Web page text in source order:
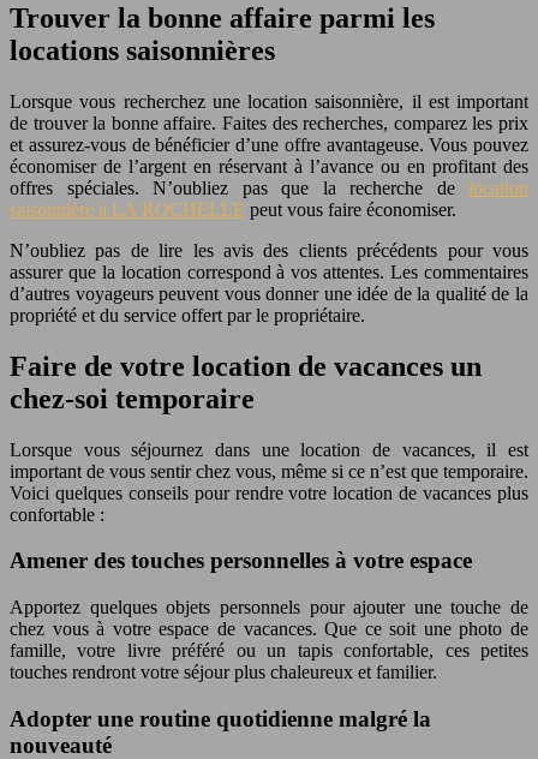
Trouver la bonne affaire parmi les
locations saisonnières
Lorsque vous recherchez une location saisonnière, il est important
de trouver la bonne affaire. Faites des recherches, comparez les prix
et assurez-vous de bénéficier d’une offre avantageuse. Vous pouvez
économiser de l’argent en réservant à l’avance ou en profitant des
offres spéciales. N’oubliez pas que la recherche de location
saisonnière à LA ROCHELLE peut vous faire économiser.
N’oubliez pas de lire les avis des clients précédents pour vous
assurer que la location correspond à vos attentes. Les commentaires
d’autres voyageurs peuvent vous donner une idée de la qualité de la
propriété et du service offert par le propriétaire.
Faire de votre location de vacances un
chez-soi temporaire
Lorsque vous séjournez dans une location de vacances, il est
important de vous sentir chez vous, même si ce n’est que temporaire.
Voici quelques conseils pour rendre votre location de vacances plus
confortable :
Amener des touches personnelles à votre espace
Apportez quelques objets personnels pour ajouter une touche de
chez vous à votre espace de vacances. Que ce soit une photo de
famille, votre livre préféré ou un tapis confortable, ces petites
touches rendront votre séjour plus chaleureux et familier.
Adopter une routine quotidienne malgré la
nouveauté